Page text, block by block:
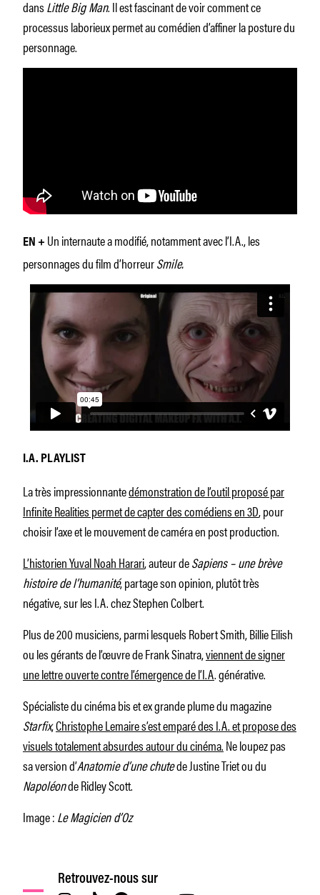
dansLittle Big Man. Il est fascinant de voir comment ce
processus laborieux permet au comédien d’affiner la posture du
personnage.
EN + Un internaute a modifié, notamment avec l’I.A., les
personnages du film d’horreurSmile.
I.A. PLAYLIST
La très impressionnantedémonstration de l’outil proposé par
Infinite Realities permet de capter des comédiens en 3D, pour
choisir l’axe et le mouvement de caméra en post production.
L’historien Yuval Noah Harari, auteur deSapiens – une brève
histoire de l’humanité, partage son opinion, plutôt très
négative, sur les I.A. chez Stephen Colbert.
Plus de 200 musiciens, parmi lesquels Robert Smith, Billie Eilish
ou les gérants de l’œuvre de Frank Sinatra,viennent de signer
une lettre ouverte contre l’émergence de l’I.A. générative.
Spécialiste du cinéma bis et ex grande plume du magazine
Starfix,Christophe Lemaire s’est emparé des I.A. et propose des
visuels totalement absurdes autour du cinéma.Ne loupez pas
sa version d’Anatomie d’une chutede Justine Triet ou du
Napoléonde Ridley Scott.
Image :Le Magicien d’Oz
Retrouvez-nous sur